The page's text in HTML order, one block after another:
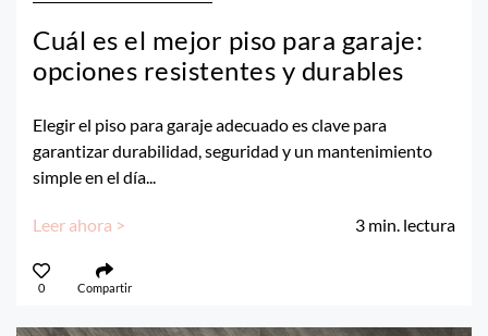
Cuál es el mejor piso para garaje:
opciones resistentes y durables
Elegir el piso para garaje adecuado es clave para
garantizar durabilidad, seguridad y un mantenimiento
simple en el día...
Leer ahora > 3 min. lectura
0 Compartir